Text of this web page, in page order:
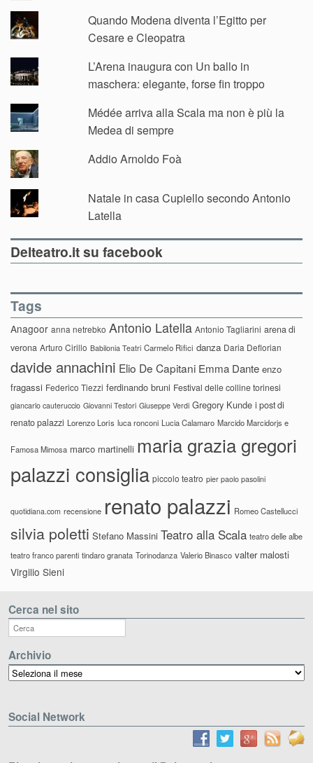
Quando Modena diventa l’Egitto per
Cesare e Cleopatra
L’Arena inaugura con Un ballo in
maschera: elegante, forse fin troppo
Médée arriva alla Scala ma non è più la
Medea di sempre
Addio Arnoldo Foà
Natale in casa Cupiello secondo Antonio
Latella
Delteatro.it su facebook
Tags
Anagoor anna netrebko Antonio Latella Antonio Tagliarini arena di
verona Arturo Cirillo Babilonia Teatri Carmelo Rifici danza Daria Deflorian
davide annachini Elio De Capitani Emma Dante enzo
fragassi Federico Tiezzi ferdinando bruni Festival delle colline torinesi
giancarlo cauteruccio Giovanni Testori Giuseppe Verdi Gregory Kunde i post di
renato palazzi Lorenzo Loris luca ronconi Lucia Calamaro Marcido Marcidorjs e
Famosa Mimosa marco martinelli maria grazia gregori
palazzi consiglia piccolo teatro pier paolo pasolini
quotidiana.com recensione renato palazzi Romeo Castellucci
silvia poletti Stefano Massini Teatro alla Scala teatro delle albe
teatro franco parenti tindaro granata Torinodanza Valerio Binasco valter malosti
Virgilio Sieni
Cerca nel sito
Archivio
Archivio
Social Network